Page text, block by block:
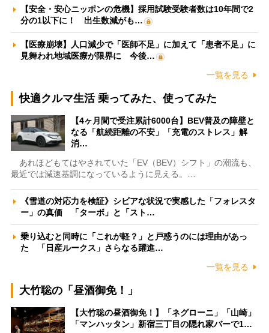
【安全・安心ニッポンの危機】採用試験受験者数は10年間で2
分の1以下に！ 出生数減がも…
【医療崩壊】人口減少で「医師不足」に加えて「患者不足」に
見舞われ地域医療が限界に 今後…
一覧を見る
快適クルマ生活 乗ってみた、使ってみた
【4ヶ月間で受注累計6000台】BEV普及の障壁と
なる「航続距離の不安」「充電のストレス」解
消…
あれほどもてはやされていた「EV（BEV）シフト」の潮流も、
最近では減速基調になっているように見える。…
《雪道の対応力を検証》シビアな状況で実感した「フォレスタ
ー」の真価 「ターボ」と「スト…
乗り込むと同時に「これが軽？」と戸惑うのには理由があっ
た 「日産ルークス」さらなる躍進…
一覧を見る
大竹聡の「昼酒御免！」
【大竹聡の昼酒御免！】「ネグローニ」「山崎」
「マンハッタン」新宿三丁目の隠れ家バーで1…